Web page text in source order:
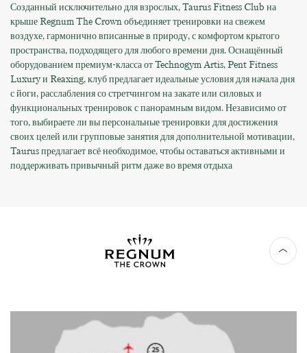
Созданный исключительно для взрослых, Taurus Fitness Club на
крыше Regnum The Crown объединяет тренировки на свежем
воздухе, гармонично вписанные в природу, с комфортом крытого
пространства, подходящего для любого времени дня. Оснащённый
оборудованием премиум-класса от Technogym Artis, Pent Fitness
Luxury и Reaxing, клуб предлагает идеальные условия для начала дня
с йоги, расслабления со стретчингом на закате или силовых и
функциональных тренировок с панорамным видом. Независимо от
того, выбираете ли вы персональные тренировки для достижения
своих целей или групповые занятия для дополнительной мотивации,
Taurus предлагает всё необходимое, чтобы оставаться активными и
поддерживать привычный ритм даже во время отдыха